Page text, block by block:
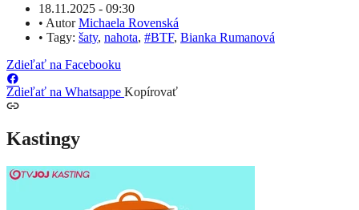
18.11.2025 - 09:30
• AutorMichaela Rovenská
• Tagy: šaty, nahota, #BTF, Bianka Rumanová
Zdieľať na Facebooku
Zdieľať na Whatsappe Kopírovať
Kastingy